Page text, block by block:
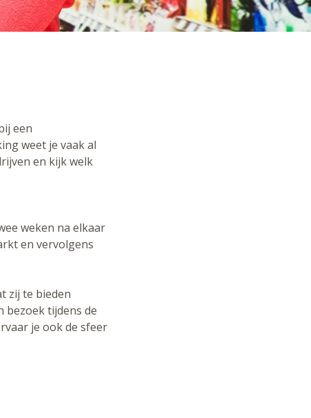
een
weet je vaak al
en kijk welk
weken na elkaar
en vervolgens
zij te bieden
bezoek tijdens de
je ook de sfeer